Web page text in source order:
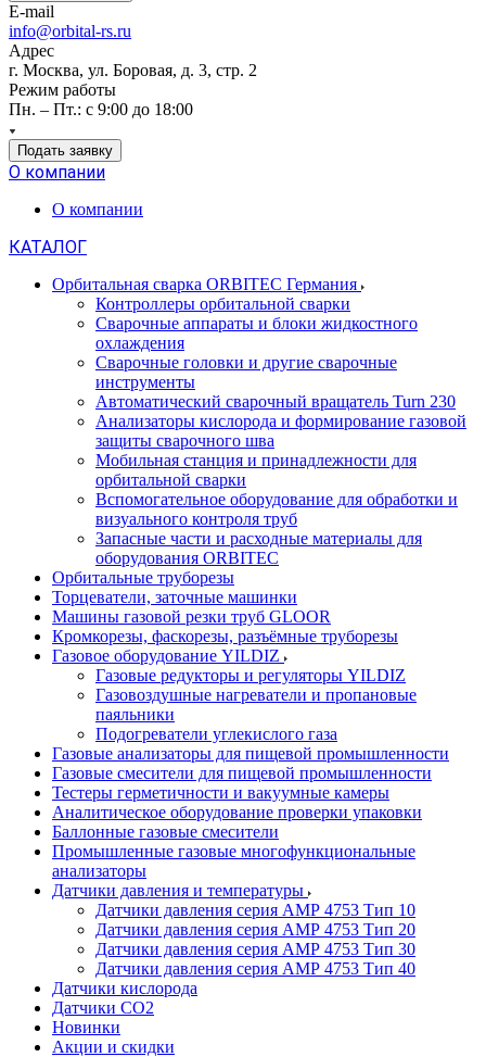
E-mail
info@orbital-rs.ru
Адрес
г. Москва, ул. Боровая, д. 3, стр. 2
Режим работы
Пн. – Пт.: с 9:00 до 18:00
Подать заявку
О компании
О компании
КАТАЛОГ
Орбитальная сварка ORBITEC Германия
Контроллеры орбитальной сварки
Сварочные аппараты и блоки жидкостного
охлаждения
Сварочные головки и другие сварочные
инструменты
Автоматический сварочный вращатель Turn 230
Анализаторы кислорода и формирование газовой
защиты сварочного шва
Мобильная станция и принадлежности для
орбитальной сварки
Вспомогательное оборудование для обработки и
визуального контроля труб
Запасные части и расходные материалы для
оборудования ORBITEC
Орбитальные труборезы
Торцеватели, заточные машинки
Машины газовой резки труб GLOOR
Кромкорезы, фаскорезы, разъёмные труборезы
Газовое оборудование YILDIZ
Газовые редукторы и регуляторы YILDIZ
Газовоздушные нагреватели и пропановые
паяльники
Подогреватели углекислого газа
Газовые анализаторы для пищевой промышленности
Газовые смесители для пищевой промышленности
Тестеры герметичности и вакуумные камеры
Аналитическое оборудование проверки упаковки
Баллонные газовые смесители
Промышленные газовые многофункциональные
анализаторы
Датчики давления и температуры
Датчики давления серия АМР 4753 Тип 10
Датчики давления серия АМР 4753 Тип 20
Датчики давления серия АМР 4753 Тип 30
Датчики давления серия АМР 4753 Тип 40
Датчики кислорода
Датчики CO2
Новинки
Акции и скидки